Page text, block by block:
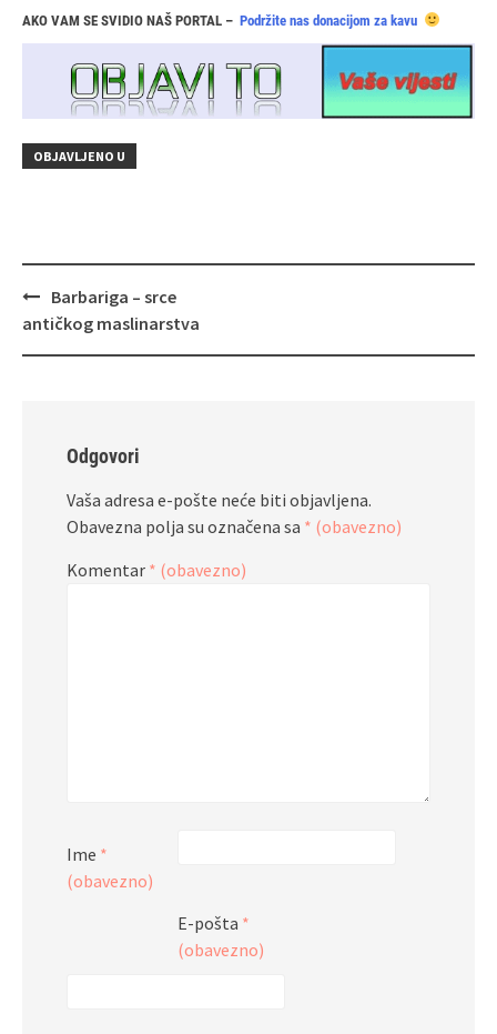
AKO VAM SE SVIDIO NAŠ PORTAL – Podržite nas donacijom za kavu
OBJAVLJENO U
Navigacija
objava
Barbariga – srce
antičkog maslinarstva
Odgovori
Vaša adresa e-pošte neće biti objavljena.
Obavezna polja su označena sa * (obavezno)
Komentar * (obavezno)
Ime *
(obavezno)
E-pošta *
(obavezno)